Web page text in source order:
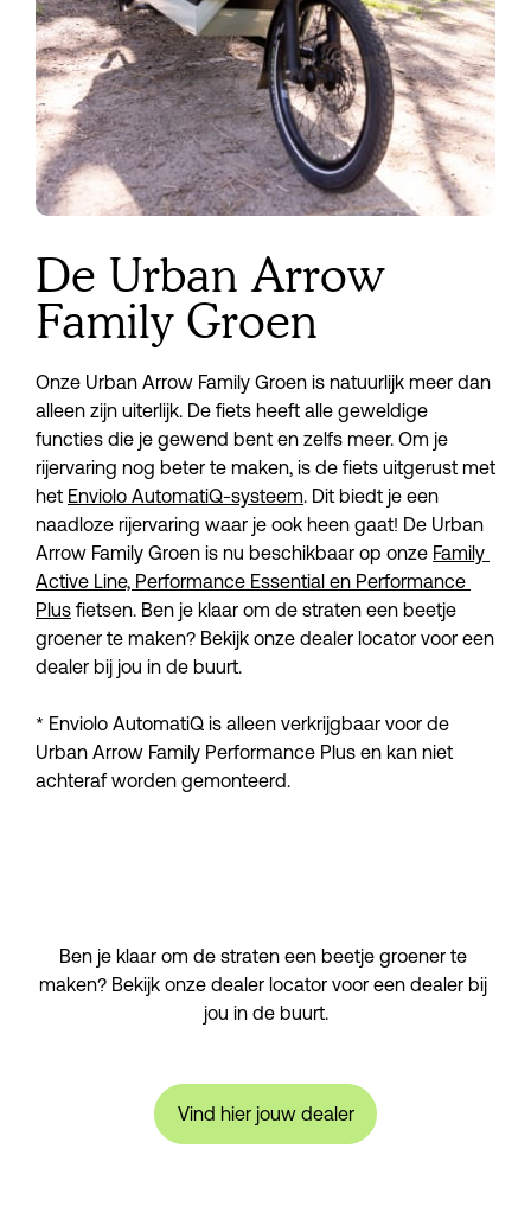
De Urban Arrow
Family Groen
Onze Urban Arrow Family Groen is natuurlijk meer dan
alleen zijn uiterlijk. De fiets heeft alle geweldige
functies die je gewend bent en zelfs meer. Om je
rijervaring nog beter te maken, is de fiets uitgerust met
het Enviolo AutomatiQ-systeem. Dit biedt je een
naadloze rijervaring waar je ook heen gaat! De Urban
Arrow Family Groen is nu beschikbaar op onze Family
Active Line, Performance Essential en Performance
Plus fietsen. Ben je klaar om de straten een beetje
groener te maken? Bekijk onze dealer locator voor een
dealer bij jou in de buurt.
* Enviolo AutomatiQ is alleen verkrijgbaar voor de
Urban Arrow Family Performance Plus en kan niet
achteraf worden gemonteerd.
Ben je klaar om de straten een beetje groener te
maken? Bekijk onze dealer locator voor een dealer bij
jou in de buurt.
Vind hier jouw dealer